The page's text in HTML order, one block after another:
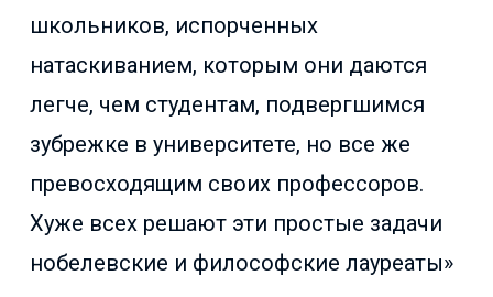
школьников, испорченных
натаскиванием, которым они даются
легче, чем студентам, подвергшимся
зубрежке в университете, но все же
превосходящим своих профессоров.
Хуже всех решают эти простые задачи
нобелевские и философские лауреаты»